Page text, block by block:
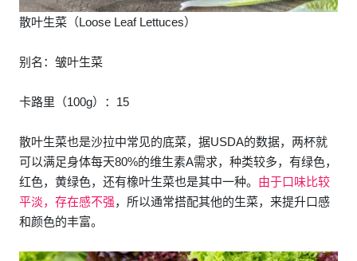
散叶生菜（Loose Leaf Lettuces）
别名：皱叶生菜
卡路里（100g）：15
散叶生菜也是沙拉中常见的底菜，据USDA的数据，两杯就
可以满足身体每天80%的维生素A需求，种类较多，有绿色，
红色，黄绿色，还有橡叶生菜也是其中一种。 由于口味比较
平淡，存在感不强，所以通常搭配其他的生菜，来提升口感
和颜色的丰富。